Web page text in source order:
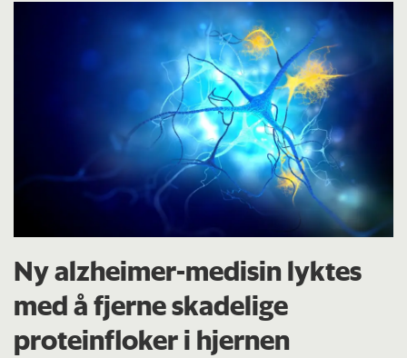
Ny alzheimer-medisin lyktes
med å fjerne skadelige
proteinfloker i hjernen